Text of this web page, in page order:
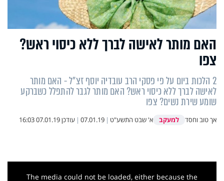
האם מותר לאישה לברך ללא כיסוי ראש?
צפו
2 הלכות ביום על פי פסקי הרב עובדיה יוסף זצ"ל - האם מותר
לאישה לברך ללא כיסוי ראש? האם מותר לגבר להתפלל כשברקע
שומע שירת נשים? צפו
אך טוב וחסד למעקב א' שבט התשע"ט |
07.01.19
| עודכן07.01.19 16:03
This
The media could not be loaded, either because the